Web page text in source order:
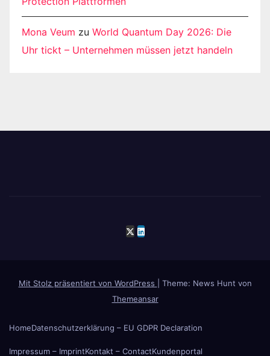
Mona Veum zu World Quantum Day 2026: Die
Uhr tickt – Unternehmen müssen jetzt handeln
Mit Stolz präsentiert von WordPress
Theme: News Hunt von
Themeansar
HomeDatenschutzerklärung – EU GDPR Declaration
Impressum – ImprintKontakt – ContactKundenportal